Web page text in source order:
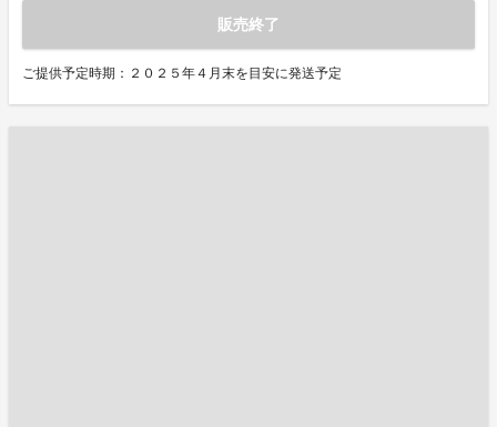
販売終了
ご提供予定時期：２０２５年４月末を目安に発送予定